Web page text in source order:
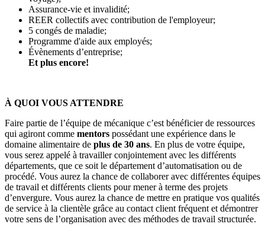
Assurance-vie et invalidité;
REER collectifs avec contribution de l'employeur;
5 congés de maladie;
Programme d'aide aux employés;
Évènements d’entreprise;
Et plus encore!
À QUOI VOUS ATTENDRE
Faire partie de l’équipe de mécanique c’est bénéficier de ressources
qui agiront comme mentors possédant une expérience dans le
domaine alimentaire de plus de 30 ans. En plus de votre équipe,
vous serez appelé à travailler conjointement avec les différents
départements, que ce soit le département d’automatisation ou de
procédé. Vous aurez la chance de collaborer avec différentes équipes
de travail et différents clients pour mener à terme des projets
d’envergure. Vous aurez la chance de mettre en pratique vos qualités
de service à la clientèle grâce au contact client fréquent et démontrer
votre sens de l’organisation avec des méthodes de travail structurée.